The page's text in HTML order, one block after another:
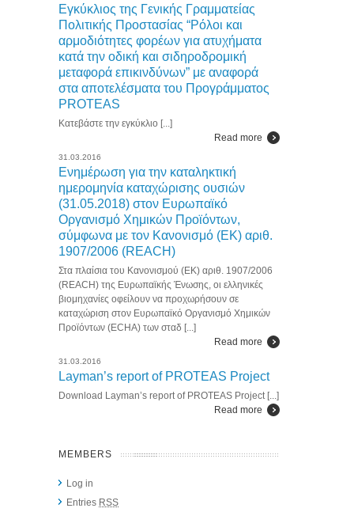
Εγκύκλιος της Γενικής Γραμματείας
Πολιτικής Προστασίας “Ρόλοι και
αρμοδιότητες φορέων για ατυχήματα
κατά την οδική και σιδηροδρομική
μεταφορά επικινδύνων” με αναφορά
στα αποτελέσματα του Προγράμματος
PROTEAS
Κατεβάστε την εγκύκλιο [...]
Read more
31.03.2016
Ενημέρωση για την καταληκτική
ημερομηνία καταχώρισης ουσιών
(31.05.2018) στον Ευρωπαϊκό
Οργανισμό Χημικών Προϊόντων,
σύμφωνα με τον Κανονισμό (ΕΚ) αριθ.
1907/2006 (REACH)
Στα πλαίσια του Κανονισμού (ΕΚ) αριθ. 1907/2006
(REACH) της Ευρωπαϊκής Ένωσης, οι ελληνικές
βιομηχανίες οφείλουν να προχωρήσουν σε
καταχώριση στον Ευρωπαϊκό Οργανισμό Χημικών
Προϊόντων (ECHA) των σταδ [...]
Read more
31.03.2016
Layman’s report of PROTEAS Project
Download Layman’s report of PROTEAS Project [...]
Read more
MEMBERS
Log in
Entries RSS